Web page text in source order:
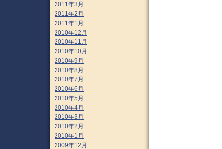
2011年3月
2011年2月
2011年1月
2010年12月
2010年11月
2010年10月
2010年9月
2010年8月
2010年7月
2010年6月
2010年5月
2010年4月
2010年3月
2010年2月
2010年1月
2009年12月